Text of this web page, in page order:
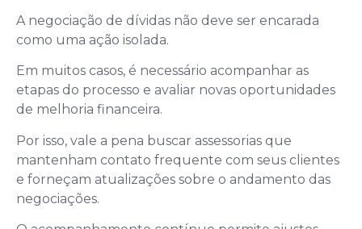
A negociação de dívidas não deve ser encarada
como uma ação isolada.
Em muitos casos, é necessário acompanhar as
etapas do processo e avaliar novas oportunidades
de melhoria financeira.
Por isso, vale a pena buscar assessorias que
mantenham contato frequente com seus clientes
e forneçam atualizações sobre o andamento das
negociações.